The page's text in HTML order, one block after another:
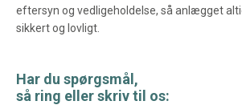
eftersyn og vedligeholdelse, så anlægget
sikkert og lovligt.
Har du spørgsmål,
så ring eller skriv til os: